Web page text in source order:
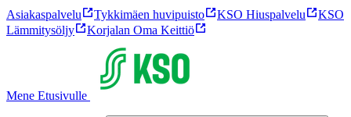
Asiakaspalvelu Tykkimäen huvipuisto KSO Hiuspalvelu
KSO
Lämmitysöljy
Korjalan Oma Keittiö
Mene Etusivulle